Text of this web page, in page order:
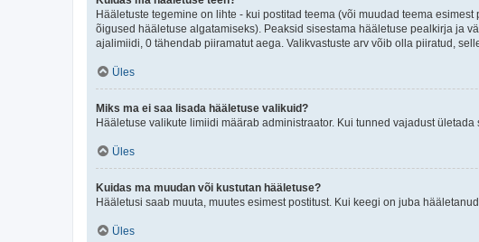
Hääletuste tegemine on lihte - kui postitad teema (või muudad teema esimest
õigused hääletuse algatamiseks). Peaksid sisestama hääletuse pealkirja ja
ajalimiidi, 0 tähendab piiramatut aega. Valikvastuste arv võib olla piiratud,
Üles
Miks ma ei saa lisada hääletuse valikuid?
Hääletuse valikute limiidi määrab administraator. Kui tunned vajadust ületada
Üles
Kuidas ma muudan või kustutan hääletuse?
Hääletusi saab muuta, muutes esimest postitust. Kui keegi on juba
Üles